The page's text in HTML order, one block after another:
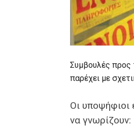
Συμβουλές προς
παρέχει με
Οι υποψήφιοι
να γνωρίζουν: